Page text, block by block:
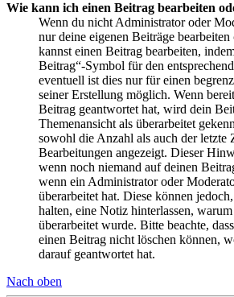
Wie kann ich einen Beitrag bearbeiten
Wenn du nicht Administrator oder
nur deine eigenen Beiträge
kannst einen Beitrag bearbeiten,
Beitrag“-Symbol für den
eventuell ist dies nur für einen
seiner Erstellung möglich. Wenn
Beitrag geantwortet hat, wird dein
Themenansicht als überarbeitet
sowohl die Anzahl als auch der letzte
Bearbeitungen angezeigt. Dieser
wenn noch niemand auf deinen
wenn ein Administrator oder
überarbeitet hat. Diese können
halten, eine Notiz hinterlassen,
überarbeitet wurde. Bitte beachte,
einen Beitrag nicht löschen können,
darauf geantwortet hat.
Nach oben